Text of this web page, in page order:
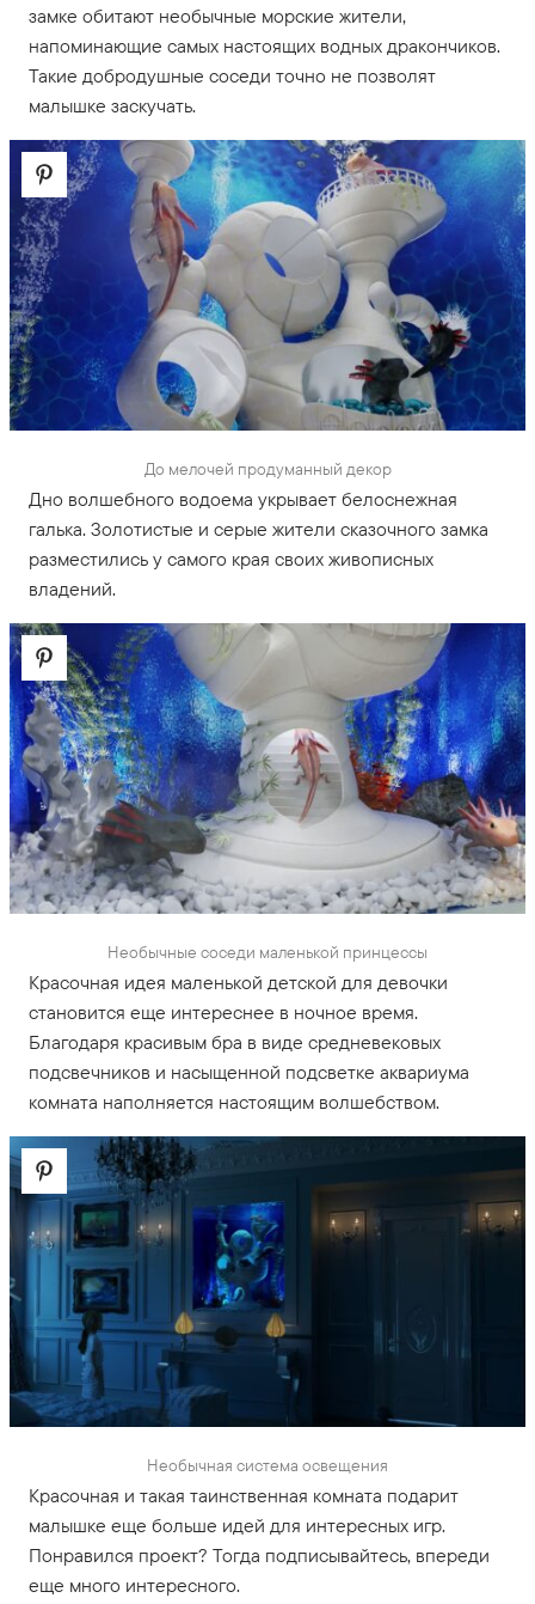
замке обитают необычные морские жители,
напоминающие самых настоящих водных дракончиков.
Такие добродушные соседи точно не позволят
малышке заскучать.
До мелочей продуманный декор
Дно волшебного водоема укрывает белоснежная
галька. Золотистые и серые жители сказочного замка
разместились у самого края своих живописных
владений.
Необычные соседи маленькой принцессы
Красочная идея маленькой детской для девочки
становится еще интереснее в ночное время.
Благодаря красивым бра в виде средневековых
подсвечников и насыщенной подсветке аквариума
комната наполняется настоящим волшебством.
Необычная система освещения
Красочная и такая таинственная комната подарит
малышке еще больше идей для интересных игр.
Понравился проект? Тогда подписывайтесь, впереди
еще много интересного.